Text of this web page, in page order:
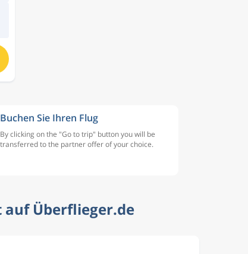
Buchen Sie Ihren Flug
By clicking on the "Go to trip" button you will be
transferred to the partner offer of your choice.
auf Überflieger.de